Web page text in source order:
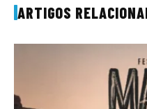
ARTIGOS